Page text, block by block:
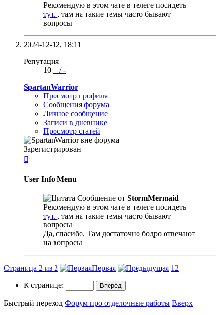
Рекомендую в этом чате в телеге посидеть
тут. , там на такие темы часто бывают
вопросы
2024-12-12, 18:11
Репутация
10 + /-
SpartanWarrior
Просмотр профиля
Сообщения форума
Личное сообщение
Записи в дневнике
Просмотр статей
Зарегистрирован

User Info Menu
Сообщение от StormMermaid
Рекомендую в этом чате в телеге посидеть
тут. , там на такие темы часто бывают
вопросы
Да, спасибо. Там достаточно бодро отвечают
на вопросы
Страница 2 из 2 Первая 1 2
К странице:
Быстрый переход Форум про отделочные работы Вверх